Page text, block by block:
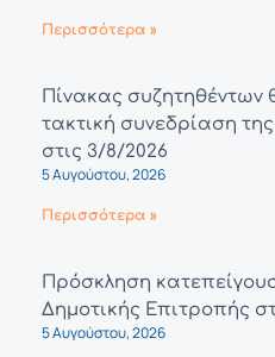
Περισσότερα »
Πίνακας συζητηθέντων
τακτική συνεδρίαση
στις 3/8/2026
5 Αυγούστου, 2026
Περισσότερα »
Πρόσκληση
Δημοτικής Επιτροπής
5 Αυγούστου, 2026